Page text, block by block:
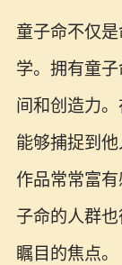
童子命不仅
学。拥有童
间和创造力
能够捕捉到
作品常常富
子命的人群
瞩目的焦点。